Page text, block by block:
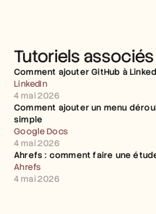
Tutoriels associés
Comment ajouter GitHub à
LinkedIn
4 mai 2026
Comment ajouter un menu
simple
Google Docs
4 mai 2026
Ahrefs : comment faire une
Ahrefs
4 mai 2026